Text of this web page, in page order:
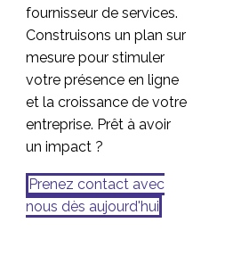
fournisseur de services.
Construisons un plan sur
mesure pour stimuler
votre présence en ligne
et la croissance de votre
entreprise. Prêt à avoir
un impact ?
Prenez contact avec
nous dès aujourd'hui